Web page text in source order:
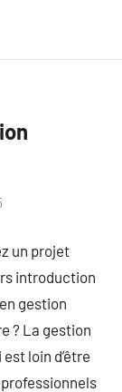
un projet
introduction
gestion
? La gestion
loin d’être